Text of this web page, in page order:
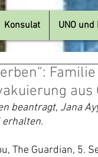
aus
beantragt, Jana
erhalten.
The Guardian, 5.
Konsulat UNO